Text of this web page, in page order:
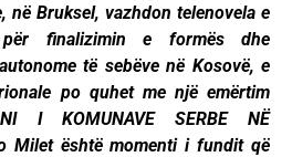
në Bruksel, vazhdon telenovela e
për finalizimin e formës dhe
të sebëve në Kosovë, e
po quhet me një emërtim
I KOMUNAVE SERBE NË
Milet është momenti i fundit që